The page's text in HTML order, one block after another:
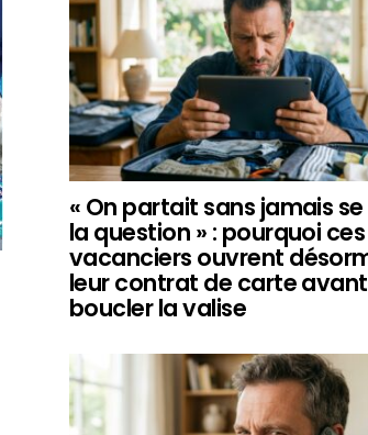
« On partait sans jamais
la question » : pourquoi ces
vacanciers ouvrent
leur contrat de carte
boucler la valise